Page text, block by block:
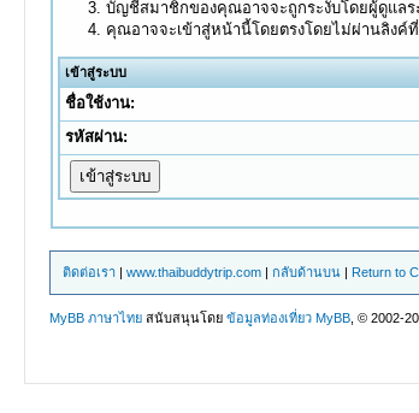
บัญชีสมาชิกของคุณอาจจะถูกระงับโดยผู้ดูแล
คุณอาจจะเข้าสู่หน้านี้โดยตรงโดยไม่ผ่านลิงค์
เข้าสู่ระบบ
ชื่อใช้งาน:
รหัสผ่าน:
ติดต่อเรา |www.thaibuddytrip.com |กลับด้านบน | Return to
MyBB ภาษาไทย สนับสนุนโดยข้อมูลท่องเที่ยว MyBB , © 2002-